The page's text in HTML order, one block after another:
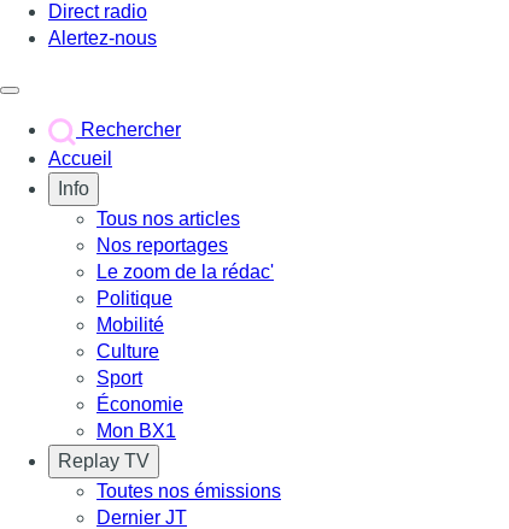
Direct radio
Alertez-nous
Rechercher
Accueil
Info
Tous nos articles
Nos reportages
Le zoom de la rédac'
Politique
Mobilité
Culture
Sport
Économie
Mon BX1
Replay TV
Toutes nos émissions
Dernier JT